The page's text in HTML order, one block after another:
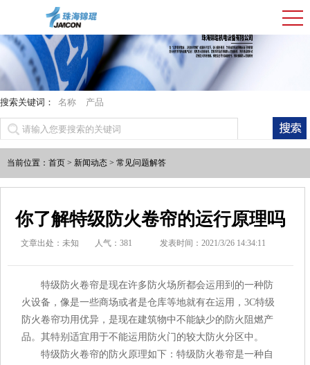
搜索关键词： 名称 产品
当前位置： 首页 > 新闻动态 > 常见问题解答
你了解特级防火卷帘的运行原理吗
文章出处：未知 人气：381 发表时间：2021/3/26 14:34:11
特级防火卷帘是现在许多防火场所都会运用到的一种防
火设备，像是一些商场或者是仓库等地就有在运用，3C特级
防火卷帘功用优异，是现在建筑物中不能缺少的防火阻燃产
品。其特别适宜用于不能运用防火门的较大防火分区中。
特级防火卷帘的防火原理如下：特级防火卷帘是一种自